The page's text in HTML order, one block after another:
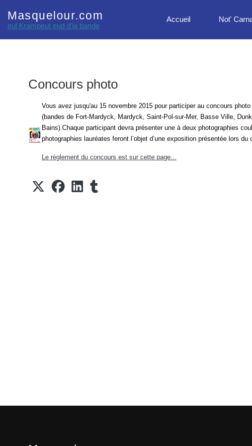
Masquelour.com
eul Krampeut eud d'la bande
Accueil Not'
Concours photo
Vous avez jusqu'au 15 novembre 2015 pour participer au concours
(bandes de Fort-Mardyck, Mardyck, Saint-Pol-sur-Mer, Basse Ville,
Bains).Chaque participant devra présenter une à deux photographies
photographies lauréates feront l’objet d’une exposition présentée lors du
Le règlement du concours est sur cette page...